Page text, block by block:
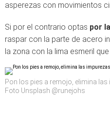
asperezas con movimientos
Si por el contrario optas por
raspar con la parte de acero
la zona con la lima esmeril
Pon los pies a remojo, elimina
Foto Unsplash @runejohs